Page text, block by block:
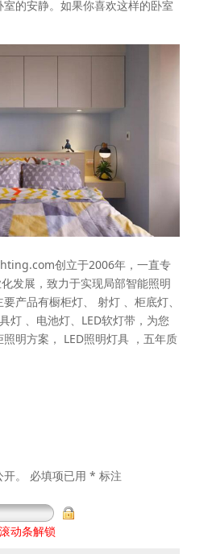
的安静。如果你喜欢这样的卧室
创立于2006年，一直专
发展，致力于实现局部智能照明
产品有橱柜灯、 射灯 、柜底灯、
灯 、电池灯、LED软灯带，为您
明方案， LED照明灯具 ，五年质
。 必填项已用 * 标注
动条解锁